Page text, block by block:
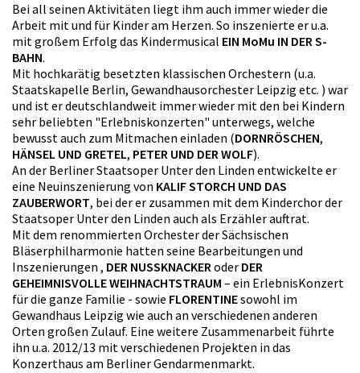
Bei all seinen Aktivitäten liegt ihm auch immer wieder die
Arbeit mit und für Kinder am Herzen. So inszenierte er u.a.
mit großem Erfolg das Kindermusical EIN MoMu IN DER S-
BAHN.
Mit hochkarätig besetzten klassischen Orchestern (u.a.
Staatskapelle Berlin, Gewandhausorchester Leipzig etc. ) war
und ist er deutschlandweit immer wieder mit den bei Kindern
sehr beliebten "Erlebniskonzerten" unterwegs, welche
bewusst auch zum Mitmachen einladen (DORNRÖSCHEN,
HÄNSEL UND GRETEL, PETER UND DER WOLF).
An der Berliner Staatsoper Unter den Linden entwickelte er
eine Neuinszenierung von KALIF STORCH UND DAS
ZAUBERWORT, bei der er zusammen mit dem Kinderchor der
Staatsoper Unter den Linden auch als Erzähler auftrat.
Mit dem renommierten Orchester der Sächsischen
Bläserphilharmonie hatten seine Bearbeitungen und
Inszenierungen , DER NUSSKNACKERoder DER
GEHEIMNISVOLLE WEIHNACHTSTRAUM – ein ErlebnisKonzert
für die ganze Familie - sowie FLORENTINEsowohl im
Gewandhaus Leipzig wie auch an verschiedenen anderen
Orten großen Zulauf. Eine weitere Zusammenarbeit führte
ihn u.a. 2012/13 mit verschiedenen Projekten in das
Konzerthaus am Berliner Gendarmenmarkt.